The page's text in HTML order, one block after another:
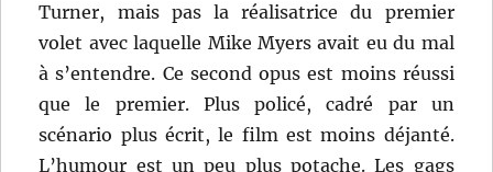
Turner, mais pas la réalisatrice du premier
volet avec laquelle Mike Myers avait eu du mal
à s’entendre. Ce second opus est moins réussi
que le premier. Plus policé, cadré par un
scénario plus écrit, le film est moins déjanté.
L’humour est un peu plus potache. Les gags